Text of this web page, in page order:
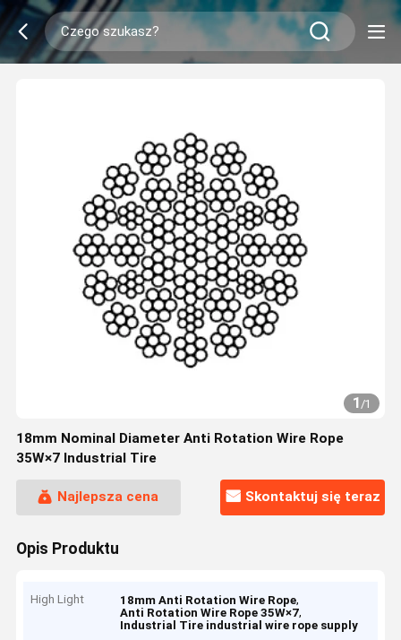
1/1
18mm Nominal Diameter Anti Rotation Wire Rope
35W×7 Industrial Tire
Najlepsza cena Skontaktuj się teraz
Opis Produktu
High Light 18mm Anti Rotation Wire Rope,
Anti Rotation Wire Rope 35W×7,
Industrial Tire industrial wire rope supply